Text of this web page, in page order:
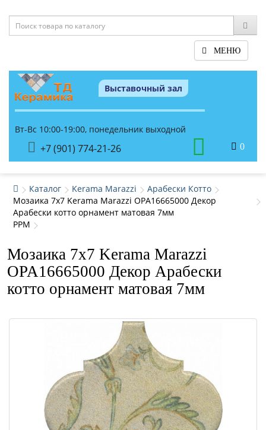
МЕНЮ
Выставочный зал
Вт-Вс 10:00-19:00, понедельник выходной
+7 (901) 774-21-26 0
Каталог Kerama Marazzi
Арабески Котто
Мозаика 7x7 Kerama Marazzi OPA16665000 Декор
Арабески котто орнамент матовая 7мм
PPM
Мозаика 7x7 Kerama Marazzi
OPA16665000 Декор Арабески
котто орнамент матовая 7мм